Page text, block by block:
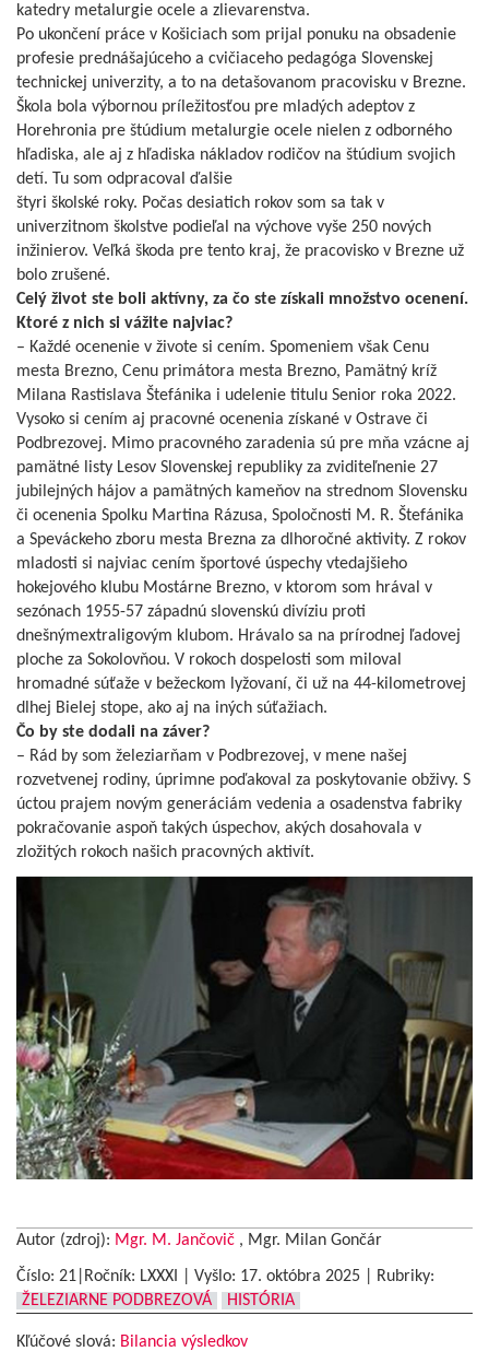
katedry metalurgie ocele a zlievarenstva.
Po ukončení práce v Košiciach som prijal ponuku na obsadenie
profesie prednášajúceho a cvičiaceho pedagóga Slovenskej
technickej univerzity, a to na detašovanom pracovisku v Brezne.
Škola bola výbornou príležitosťou pre mladých adeptov z
Horehronia pre štúdium metalurgie ocele nielen z odborného
hľadiska, ale aj z hľadiska nákladov rodičov na štúdium svojich
detí. Tu som odpracoval ďalšie
štyri školské roky. Počas desiatich rokov som sa tak v
univerzitnom školstve podieľal na výchove vyše 250 nových
inžinierov. Veľká škoda pre tento kraj, že pracovisko v Brezne už
bolo zrušené.
Celý život ste boli aktívny, za čo ste získali množstvo ocenení.
Ktoré z nich si vážite najviac?
– Každé ocenenie v živote si cením. Spomeniem však Cenu
mesta Brezno, Cenu primátora mesta Brezno, Pamätný kríž
Milana Rastislava Štefánika i udelenie titulu Senior roka 2022.
Vysoko si cením aj pracovné ocenenia získané v Ostrave či
Podbrezovej. Mimo pracovného zaradenia sú pre mňa vzácne aj
pamätné listy Lesov Slovenskej republiky za zviditeľnenie 27
jubilejných hájov a pamätných kameňov na strednom Slovensku
či ocenenia Spolku Martina Rázusa, Spoločnosti M. R. Štefánika
a Speváckeho zboru mesta Brezna za dlhoročné aktivity. Z rokov
mladosti si najviac cením športové úspechy vtedajšieho
hokejového klubu Mostárne Brezno, v ktorom som hrával v
sezónach 1955-57 západnú slovenskú divíziu proti
dnešnýmextraligovým klubom. Hrávalo sa na prírodnej ľadovej
ploche za Sokolovňou. V rokoch dospelosti som miloval
hromadné súťaže v bežeckom lyžovaní, či už na 44-kilometrovej
dlhej Bielej stope, ako aj na iných súťažiach.
Čo by ste dodali na záver?
– Rád by som železiarňam v Podbrezovej, v mene našej
rozvetvenej rodiny, úprimne poďakoval za poskytovanie obživy. S
úctou prajem novým generáciám vedenia a osadenstva fabriky
pokračovanie aspoň takých úspechov, akých dosahovala v
zložitých rokoch našich pracovných aktivít.
Autor (zdroj): Mgr. M. Jančovič , Mgr. Milan Gončár
Číslo: 21|Ročník: LXXXI | Vyšlo: 17. októbra 2025
Rubriky:
ŽELEZIARNE PODBREZOVÁ
HISTÓRIA
Kľúčové slová: Bilancia výsledkov